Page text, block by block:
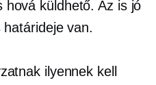
hová küldhető. Az is jó
van.
ilyennek kell